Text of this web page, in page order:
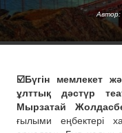
Автор:
☑️Бүгін мемлекет
ұлттық дәстүр
Мырзатай
ғылыми еңбектері